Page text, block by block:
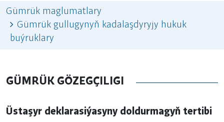
Gümrük maglumatlary
Gümrük gullugynyň kadalaşdyryjy hukuk
buýruklary
GÜMRÜK GÖZEGÇILIGI
Üstaşyr deklarasiýasyny doldurmagyň tertibi